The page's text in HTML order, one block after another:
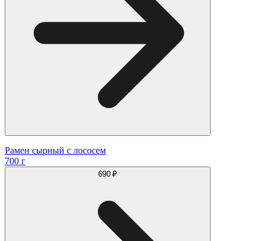
Рамен сырный с лососем
700 г
690 ₽